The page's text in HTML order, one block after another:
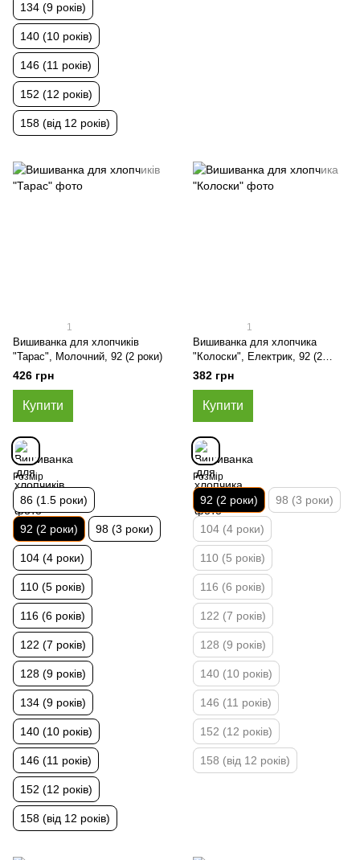
134 (9 років)
140 (10 років)
146 (11 років)
152 (12 років)
158 (від 12 років)
1
Вишиванка для хлопчиків
"Тарас", Молочний, 92 (2 роки)
426 грн
Купити
Розмір
86 (1.5 роки)
92 (2 роки) 98 (3 роки)
104 (4 роки)
110 (5 років)
116 (6 років)
122 (7 років)
128 (9 років)
134 (9 років)
140 (10 років)
146 (11 років)
152 (12 років)
158 (від 12 років)
1
Вишиванка для хлопчика
"Колоски", Електрик, 92 (2
роки)
382 грн
Купити
Розмір
92 (2 роки) 98 (3 роки)
104 (4 роки)
110 (5 років)
116 (6 років)
122 (7 років)
128 (9 років)
140 (10 років)
146 (11 років)
152 (12 років)
158 (від 12 років)